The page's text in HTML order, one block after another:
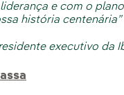
e com o
história centenária”
executivo da